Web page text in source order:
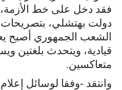
فقد دخل على خط
دولت بهتشلي،
الشعب الجمهوري أصبح
قيادية، ويتحدث بلغتين
متعاكسين.
وانتقد -وفقا لوسائل